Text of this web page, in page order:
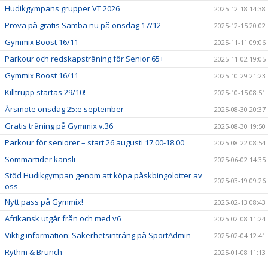
Hudikgympans grupper VT 2026 2025-12-18 14:38
Prova på gratis Samba nu på onsdag 17/12 2025-12-15 20:02
Gymmix Boost 16/11 2025-11-11 09:06
Parkour och redskapsträning för Senior 65+ 2025-11-02 19:05
Gymmix Boost 16/11 2025-10-29 21:23
Killtrupp startas 29/10! 2025-10-15 08:51
Årsmöte onsdag 25:e september 2025-08-30 20:37
Gratis träning på Gymmix v.36 2025-08-30 19:50
Parkour för seniorer – start 26 augusti 17.00-18.00 2025-08-22 08:54
Sommartider kansli 2025-06-02 14:35
Stöd Hudikgympan genom att köpa påskbingolotter av
oss
2025-03-19 09:26
Nytt pass på Gymmix! 2025-02-13 08:43
Afrikansk utgår från och med v6 2025-02-08 11:24
Viktig information: Säkerhetsintrång på SportAdmin 2025-02-04 12:41
Rythm & Brunch 2025-01-08 11:13